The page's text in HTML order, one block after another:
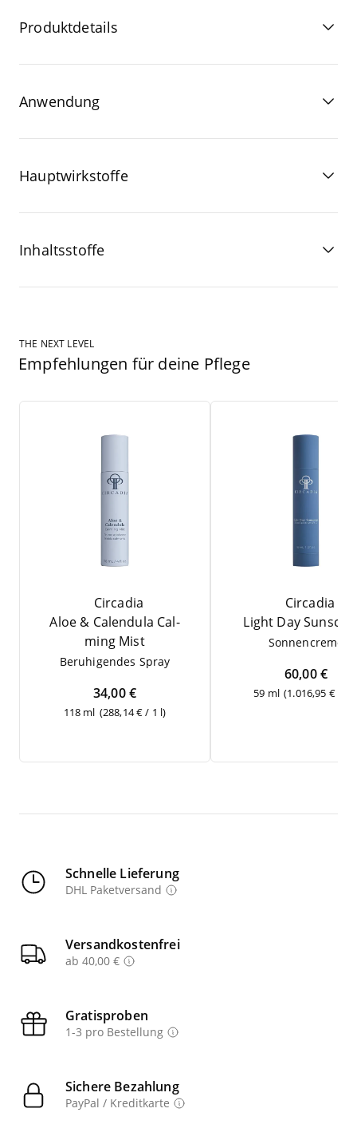
Produktdetails
Anwendung
Hauptwirkstoffe
Inhaltsstoffe
THE NEXT LEVEL
Empfehlungen für deine Pflege
Circadia
Aloe & Cal­en­du­la Cal­
ming Mist
Beru­hi­gen­des Spray
34,00 €
118 ml (288,14 € / 1 l)
Circadia
Light Day
Son­nen­creme
60,00 €
59 ml (1.016,95 € / 1
Schnelle Lieferung
DHL Paketversand
Versandkostenfrei
ab 40,00 €
Gratisproben
1-3 pro Bestellung
Sichere Bezahlung
PayPal / Kreditkarte